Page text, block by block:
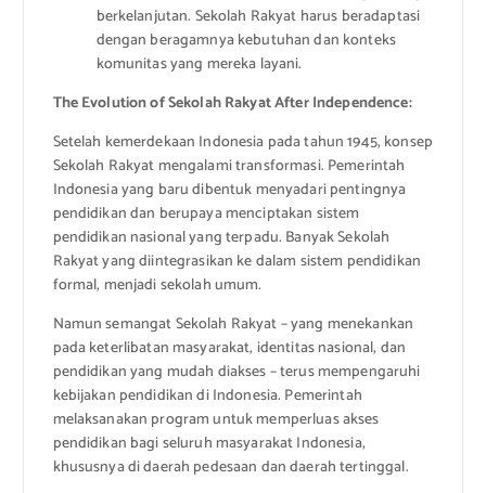
berkelanjutan. Sekolah Rakyat harus beradaptasi
dengan beragamnya kebutuhan dan konteks
komunitas yang mereka layani.
The Evolution of Sekolah Rakyat After Independence:
Setelah kemerdekaan Indonesia pada tahun 1945, konsep
Sekolah Rakyat mengalami transformasi. Pemerintah
Indonesia yang baru dibentuk menyadari pentingnya
pendidikan dan berupaya menciptakan sistem
pendidikan nasional yang terpadu. Banyak Sekolah
Rakyat yang diintegrasikan ke dalam sistem pendidikan
formal, menjadi sekolah umum.
Namun semangat Sekolah Rakyat – yang menekankan
pada keterlibatan masyarakat, identitas nasional, dan
pendidikan yang mudah diakses – terus mempengaruhi
kebijakan pendidikan di Indonesia. Pemerintah
melaksanakan program untuk memperluas akses
pendidikan bagi seluruh masyarakat Indonesia,
khususnya di daerah pedesaan dan daerah tertinggal.